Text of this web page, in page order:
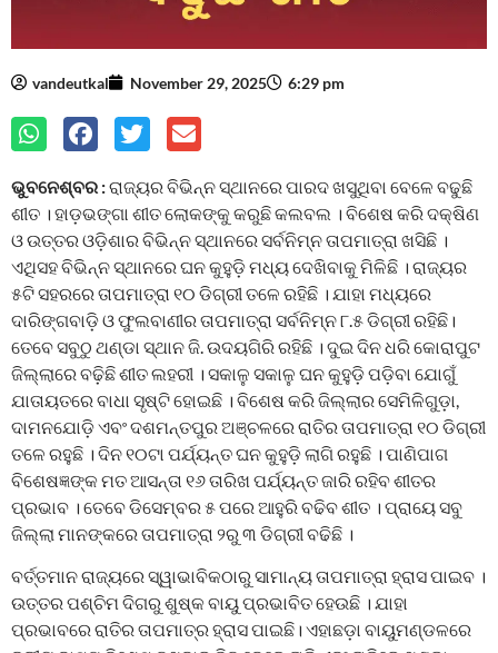
vandeutkal November 29, 2025 6:29 pm
ଭୁବନେଶ୍ବର :ରାଜ୍ୟର ବିଭିନ୍ନ ସ୍ଥାନରେ ପାରଦ ଖସୁଥିବା ବେଳେ ବଢୁଛି
ଶୀତ । ହାଡ଼ଭଙ୍ଗା ଶୀତ ଲୋକଙ୍କୁ କରୁଛି କଲବଲ । ବିଶେଷ କରି ଦକ୍ଷିଣ
ଓ ଉତ୍ତର ଓଡ଼ିଶାର ବିଭିନ୍ନ ସ୍ଥାନରେ ସର୍ବନିମ୍ନ ତାପମାତ୍ରା ଖସିଛି ।
ଏଥିସହ ବିଭିନ୍ନ ସ୍ଥାନରେ ଘନ କୁହୁଡ଼ି ମଧ୍ୟ ଦେଖିବାକୁ ମିଳିଛି । ରାଜ୍ୟର
୫ଟି ସହରରେ ତାପମାତ୍ରା ୧୦ ଡିଗ୍ରୀ ତଳେ ରହିଛି । ଯାହା ମଧ୍ୟରେ
ଦାରିଙ୍ଗବାଡ଼ି ଓ ଫୁଲବାଣୀର ତାପମାତ୍ରା ସର୍ବନିମ୍ନ ୮.୫ ଡିଗ୍ରୀ ରହିଛି।
ତେବେ ସବୁଠୁ ଥଣ୍ଡା ସ୍ଥାନ ଜି. ଉଦୟଗିରି ରହିଛି । ଦୁଇ ଦିନ ଧରି କୋରାପୁଟ
ଜିଲ୍ଲାରେ ବଢ଼ିଛି ଶୀତ ଲହରୀ । ସକାଳୁ ସକାଳୁ ଘନ କୁହୁଡ଼ି ପଡ଼ିବା ଯୋଗୁଁ
ଯାତାୟତରେ ବାଧା ସୃଷ୍ଟି ହୋଇଛି । ବିଶେଷ କରି ଜିଲ୍ଲାର ସେମିଳିଗୁଡ଼ା,
ଦାମନଯୋଡ଼ି ଏବଂ ଦଶମନ୍ତପୁର ଅଞ୍ଚଳରେ ରାତିର ତାପମାତ୍ରା ୧୦ ଡିଗ୍ରୀ
ତଳେ ରହୁଛି । ଦିନ ୧୦ଟା ପର୍ଯ୍ୟନ୍ତ ଘନ କୁହୁଡ଼ି ଲାଗି ରହୁଛି । ପାଣିପାଗ
ବିଶେଷଜ୍ଞଙ୍କ ମତ ଆସନ୍ତା ୧୬ ତାରିଖ ପର୍ଯ୍ୟନ୍ତ ଜାରି ରହିବ ଶୀତର
ପ୍ରଭାବ । ତେବେ ଡିସେମ୍ବର ୫ ପରେ ଆହୁରି ବଢିବ ଶୀତ । ପ୍ରାୟେ ସବୁ
ଜିଲ୍ଲା ମାନଙ୍କରେ ତାପମାତ୍ରା ୨ରୁ ୩ ଡିଗ୍ରୀ ବଢିଛି ।
ବର୍ତ୍ତମାନ ରାଜ୍ୟରେ ସ୍ୱାଭାବିକଠାରୁ ସାମାନ୍ୟ ତାପମାତ୍ରା ହ୍ରାସ ପାଇବ ।
ଉତ୍ତର ପଶ୍ଚିମ ଦିଗରୁ ଶୁଷ୍କ ବାୟୁ ପ୍ରଭାବିତ ହେଉଛି । ଯାହା
ପ୍ରଭାବରେ ରାତିର ତାପମାତ୍ର ହ୍ରାସ ପାଇଛି। ଏହାଛଡ଼ା ବାୟୁମଣ୍ଡଳରେ